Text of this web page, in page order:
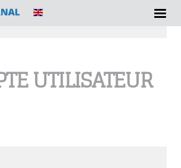
UTILISATEUR